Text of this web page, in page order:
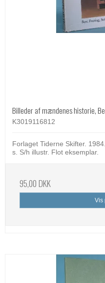
Billeder af mændenes historie,
K3019116812
Forlaget Tiderne Skifter.
s. S/h illustr. Flot eksemplar.
95,00 DKK
Vis